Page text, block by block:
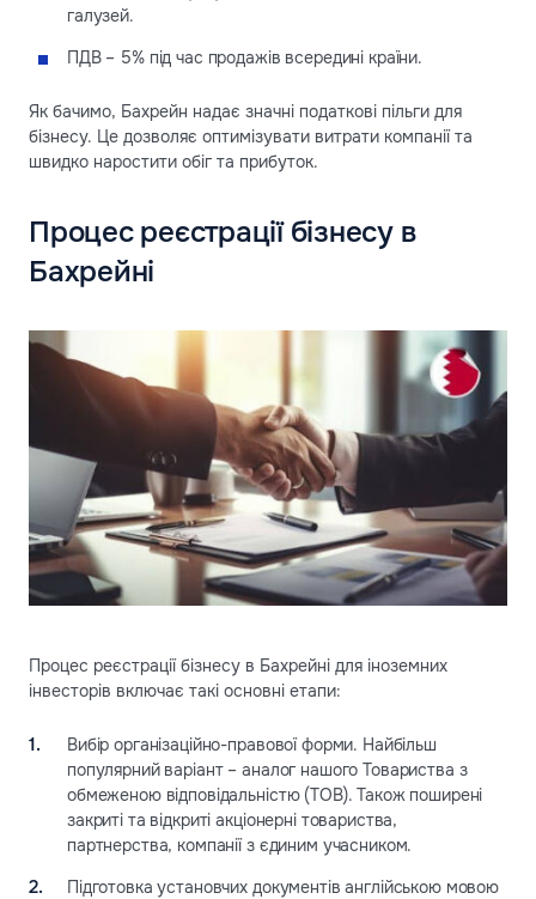
галузей.
ПДВ – 5% під час продажів всередині країни.
Як бачимо, Бахрейн надає значні податкові пільги для
бізнесу. Це дозволяє оптимізувати витрати компанії та
швидко наростити обіг та прибуток.
Процес реєстрації бізнесу в
Бахрейні
Процес реєстрації бізнесу в Бахрейні для іноземних
інвесторів включає такі основні етапи:
Вибір організаційно-правової форми. Найбільш
популярний варіант – аналог нашого Товариства з
обмеженою відповідальністю (ТОВ). Також поширені
закриті та відкриті акціонерні товариства,
партнерства, компанії з єдиним учасником.
Підготовка установчих документів англійською мовою